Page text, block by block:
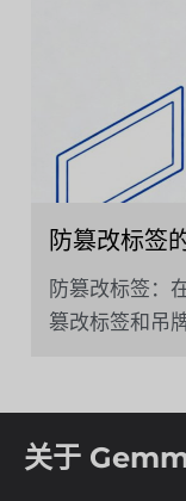
防篡改标签
防篡改标签：
篡改标签和吊
关于